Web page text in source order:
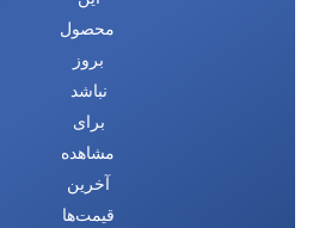
محصول
بروز
نباشد
برای
مشاهده
آخرین
قیمت‌ها